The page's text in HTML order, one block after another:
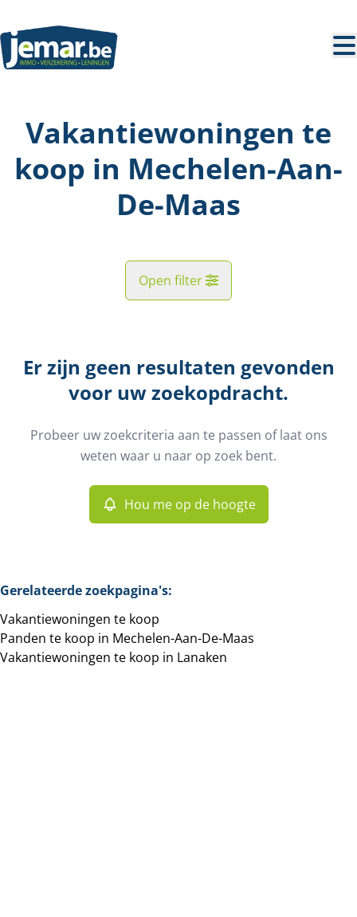
Vakantiewoningen te
koop in Mechelen-Aan-
De-Maas
Open filter
Mechelen-Aan-De-Maas (3630) Remove
Vakantiewoningen Remove
Min. budget
Kaartweergave
Hou me op de hoogte
Er zijn geen resultaten gevonden
voor uw zoekopdracht.
Probeer uw zoekcriteria aan te passen of laat ons
weten waar u naar op zoek bent.
Hou me op de hoogte
Gerelateerde zoekpagina's:
Vakantiewoningen te koop
Panden te koop in Mechelen-Aan-De-Maas
Vakantiewoningen te koop in Lanaken